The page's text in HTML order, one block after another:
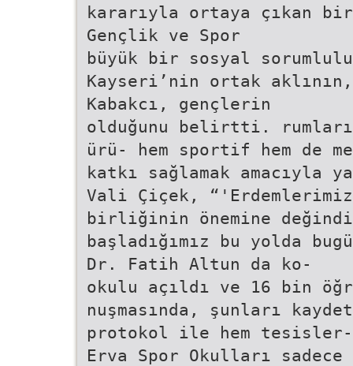
kararıyla ortaya çıkan
Gençlik ve Spor
büyük bir sosyal
Kayseri’nin ortak
Kabakcı, gençlerin
olduğunu belirtti.
ürü- hem sportif hem de
katkı sağlamak amacıyla
Vali Çiçek,
birliğinin önemine
başladığımız bu yolda
Dr. Fatih Altun da ko-
okulu açıldı ve 16 bin
nuşmasında, şunları
protokol ile hem tesisler-
Erva Spor Okulları